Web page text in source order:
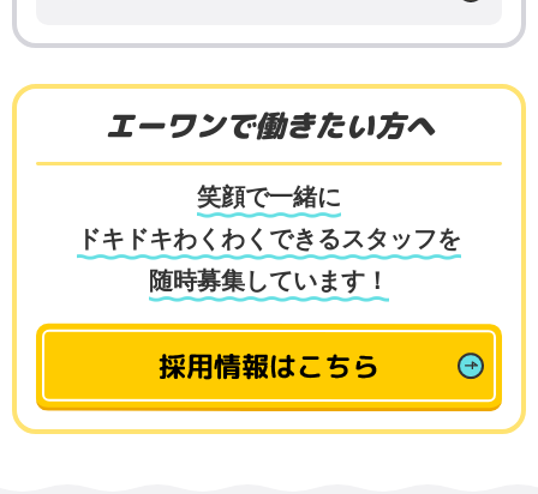
エーワンで働きたい方へ
笑顔で一緒に
ドキドキわくわくできるスタッフを
随時募集しています！
採用情報はこちら